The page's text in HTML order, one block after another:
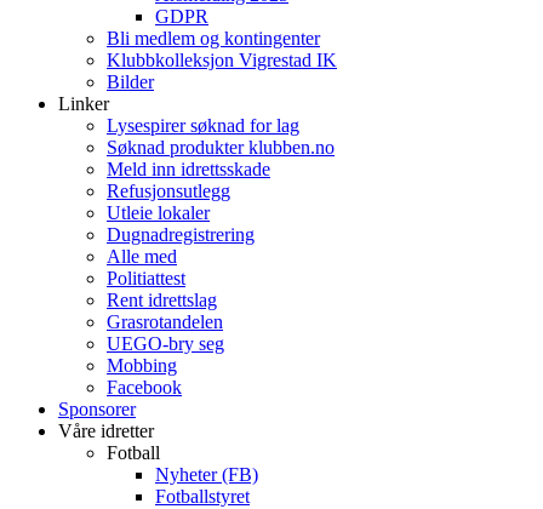
GDPR
Bli medlem og kontingenter
Klubbkolleksjon Vigrestad IK
Bilder
Linker
Lysespirer søknad for lag
Søknad produkter klubben.no
Meld inn idrettsskade
Refusjonsutlegg
Utleie lokaler
Dugnadregistrering
Alle med
Politiattest
Rent idrettslag
Grasrotandelen
UEGO-bry seg
Mobbing
Facebook
Sponsorer
Våre idretter
Fotball
Nyheter (FB)
Fotballstyret